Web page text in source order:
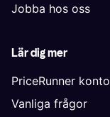
Jobba hos oss
Lär dig mer
PriceRunner konto
Vanliga frågor